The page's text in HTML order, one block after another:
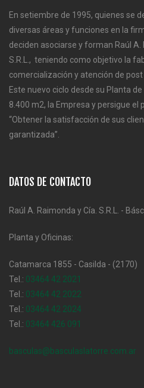
En setiembre de 1995, quienes se
diversas áreas y funciones en la
deciden asociarse y forman Raúl A.
S.R.L., teniendo como objetivo la
comercialización y atención de post
Este nuevo ciclo desde su Planta
8.400 m2, la Empresa y persigue el
“Obtener la satisfacción de sus
garantizada”.
DATOS DE CONTACTO
Raúl A. Raimonda y Cía. S.R.L. -
Planta y Oficinas:
Catamarca 1855 - Casilda - (2170)
Tel.: 03464 42 2021
Tel.: 03464 42 2022
Tel.: 03464 42 2024
Tel.: 03464 426 091
basculas@basculaslatorre.com.ar